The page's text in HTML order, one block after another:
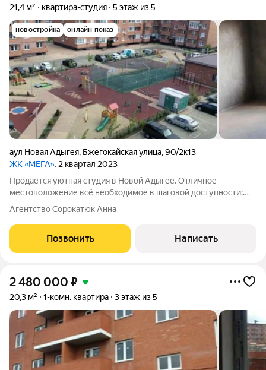
21,4 м² квартира-студия 5 этаж из 5
новостройка онлайн показ
аул Новая Адыгея, Бжегокайская улица,90/2к13
ЖК «МЕГА», 2 квартал 2023
Продаётся уютная студия в Новой Адыгее. Отличное
местоположение всё необходимое в шаговой доступности:
магазины "Пятёрочка", "Магнит", "Магнит Косметик" через
дорогу от комплекса, школа №27, частные детские сады,
новый детский сад строится возле
Агентство Сорокатюк Анна
Позвонить Написать
2 480 000 ₽
20,3 м² 1-комн. квартира 3 этаж из 5